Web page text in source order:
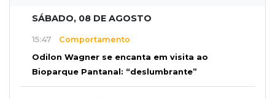
SÁBADO, 08 DE AGOSTO
15:47 Comportamento
Odilon Wagner se encanta em visita ao
Bioparque Pantanal: “deslumbrante”